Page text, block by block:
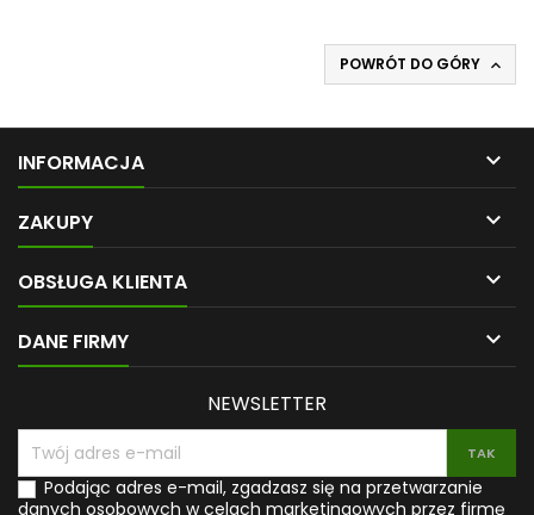
POWRÓT DO GÓRY 
INFORMACJA 
ZAKUPY 
OBSŁUGA KLIENTA 
DANE FIRMY 
NEWSLETTER
Podając adres e-mail, zgadzasz się na przetwarzanie
danych osobowych w celach marketingowych przez firmę